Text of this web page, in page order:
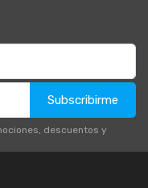
Subscribirme
descuentos y